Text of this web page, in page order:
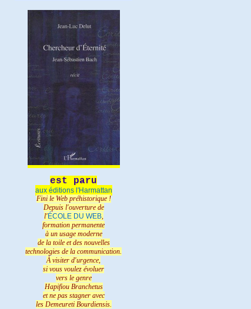
est paru
aux éditions l'Harmattan
Fini le Web préhistorique !
Depuis l'ouverture de
l'ÉCOLE DU WEB,
formation permanente
à un usage moderne
de la toile et des nouvelles
technologies de la communication.
À visiter d'urgence,
si vous voulez évoluer
vers le genre
Hapifiou Branchetus
et ne pas stagner avec
les Demeureti Bourdiensis.